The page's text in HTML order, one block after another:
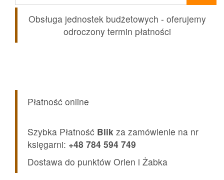
Obsługa jednostek budżetowych - oferujemy
odroczony termin płatności
Płatność online
Szybka Płatność Blik za zamówienie na nr
księgarni: +48 784 594 749
Dostawa do punktów Orlen i Żabka